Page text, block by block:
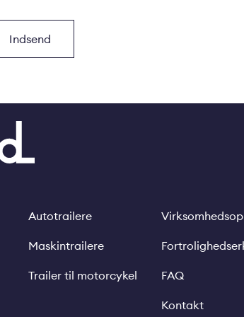
Autotrailere
Maskintrailere
Trailer til motorcykel
Legal
FAQ
Kontakt